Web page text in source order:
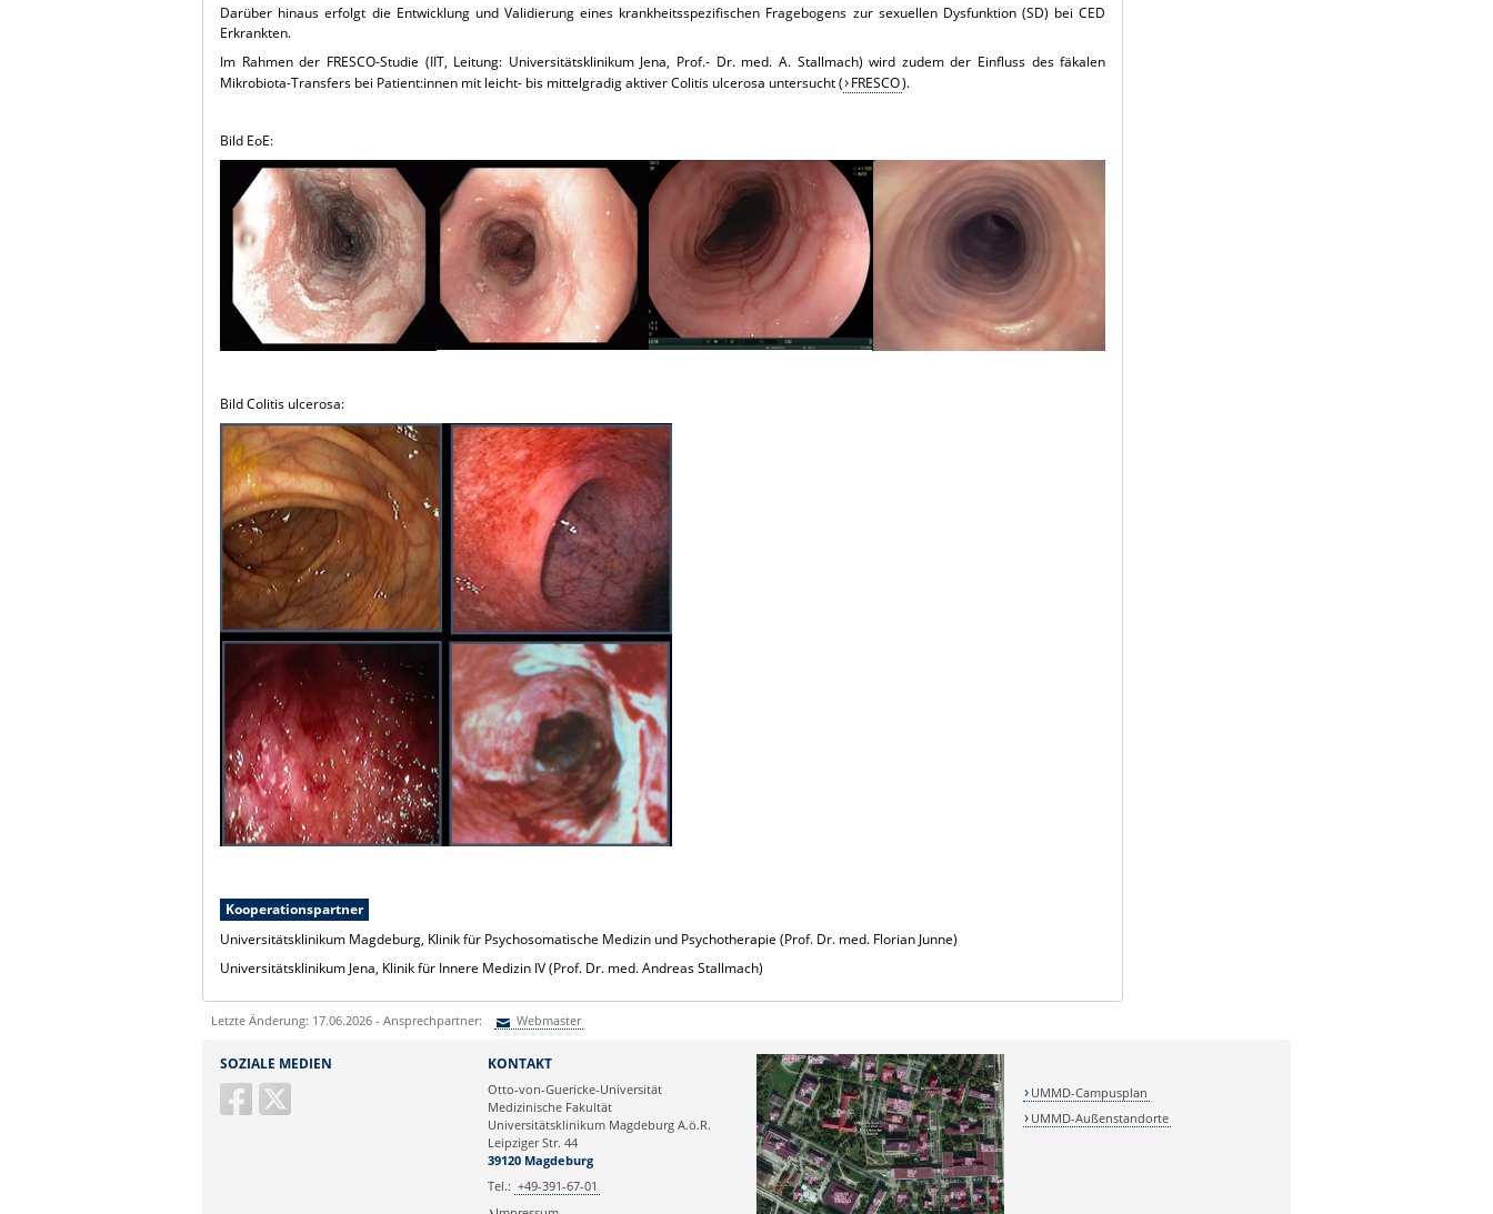
Darüber hinaus erfolgt die Entwicklung und Validierung eines krankheitsspezifischen Fragebogens zur sexuellen Dysfunktion (SD) bei CED
Erkrankten.
Im Rahmen der FRESCO-Studie (IIT, Leitung: Universitätsklinikum Jena, Prof.- Dr. med. A. Stallmach) wird zudem der Einfluss des fäkalen
Mikrobiota-Transfers bei Patient:innen mit leicht- bis mittelgradig aktiver Colitis ulcerosa untersucht ( FRESCO).
Bild EoE:
Bild Colitis ulcerosa:
Kooperationspartner
Universitätsklinikum Magdeburg, Klinikfür Psychosomatische Medizin und Psychotherapie(Prof. Dr. med. Florian Junne)
Universitätsklinikum Jena, Klinik für Innere Medizin IV (Prof. Dr. med. Andreas Stallmach)
Letzte Änderung: 17.06.2026 - Ansprechpartner: Webmaster
Ihre E-Mailadresse:
SOZIALE MEDIEN KONTAKT
Otto-von-Guericke-Universität
Medizinische Fakultät
Universitätsklinikum Magdeburg A.ö.R.
Leipziger Str. 44
39120 Magdeburg
Tel.: +49-391-67-01
UMMD-Campusplan
UMMD-Außenstandorte